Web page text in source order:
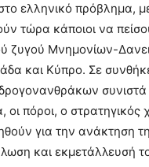
ελληνικό πρόβλημα,
τώρα κάποιοι να
ζυγού Μνημονίων-
και Κύπρο. Σε
συνιστά
πόροι, ο στρατηγικός
για την ανάκτηση
και εκμετάλλευσή